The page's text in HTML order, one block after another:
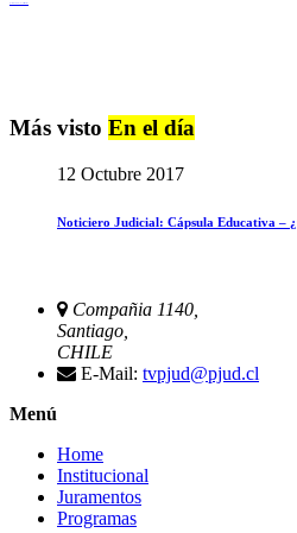
Más visto En el día
12 Octubre 2017
Noticiero Judicial: Cápsula Educativa –
Compañia 1140,
Santiago,
CHILE
E-Mail: tvpjud@pjud.cl
Menú
Home
Institucional
Juramentos
Programas